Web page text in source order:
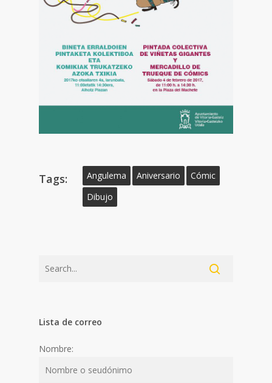
Tags: Angulema Aniversario
Cómic
Dibujo
Lista de correo
Nombre: